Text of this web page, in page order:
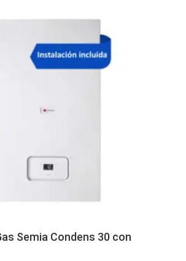
Semia Condens 30 con